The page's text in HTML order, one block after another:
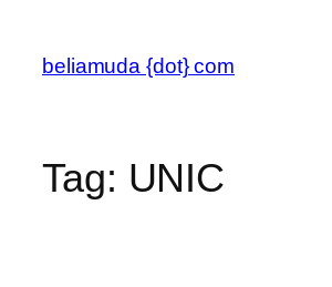
content
beliamuda {dot} com
Tag: UNIC